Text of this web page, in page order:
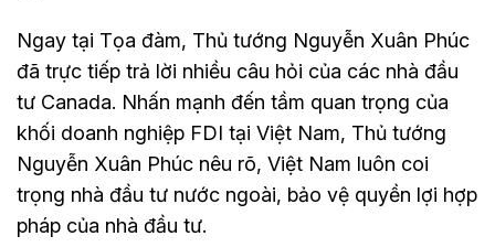
Ngay tại Tọa đàm, Thủ tướng Nguyễn Xuân Phúc
đã trực tiếp trả lời nhiều câu hỏi của các nhà đầu
tư Canada. Nhấn mạnh đến tầm quan trọng của
khối doanh nghiệp FDI tại Việt Nam, Thủ tướng
Nguyễn Xuân Phúc nêu rõ, Việt Nam luôn coi
trọng nhà đầu tư nước ngoài, bảo vệ quyền lợi hợp
pháp của nhà đầu tư.